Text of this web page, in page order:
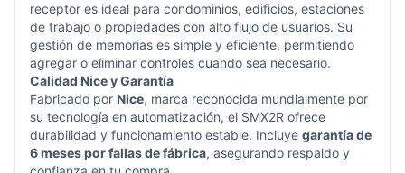
receptor es ideal para condominios, edificios, estaciones
de trabajo o propiedades con alto flujo de usuarios. Su
gestión de memorias es simple y eficiente, permitiendo
agregar o eliminar controles cuando sea necesario.
Calidad Nice y Garantía
Fabricado por Nice, marca reconocida mundialmente por
su tecnología en automatización, el SMX2R ofrece
durabilidad y funcionamiento estable. Incluye garantía de
6 meses por fallas de fábrica, asegurando respaldo y